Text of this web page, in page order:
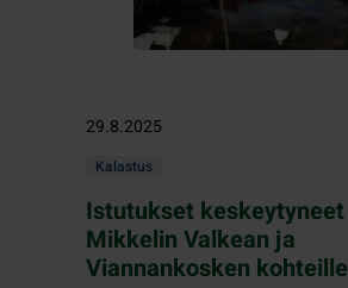
29.8.2025
Kalastus
Istutukset keskeytyneet
Mikkelin Valkean ja
Viannankosken kohteille